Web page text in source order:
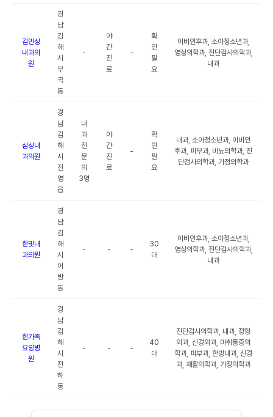
김민성
내과의
원
경
남
김
해
시
부
곡
동
-
야
간
진
료
-
확
인
필
요
이비인후과, 소아청소년과,
영상의학과, 진단검사의학과,
내과
삼성내
과의원
경
남
김
해
시
진
영
읍
내
과
전
문
의
3명
야
간
진
료
-
확
인
필
요
내과, 소아청소년과, 이비인
후과, 피부과, 비뇨의학과, 진
단검사의학과, 가정의학과
한빛내
과의원
경
남
김
해
시
어
방
동
- - -
30
대
이비인후과, 소아청소년과,
영상의학과, 진단검사의학과,
내과
한가족
요양병
원
경
남
김
해
시
전
하
동
- - -
40
대
진단검사의학과, 내과, 정형
외과, 신경외과, 마취통증의
학과, 피부과, 한방내과, 신경
과, 재활의학과, 가정의학과